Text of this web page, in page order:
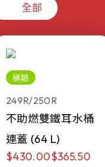
全部
桶類
249R/250R
不助燃雙鐵耳水桶
連蓋 (64 L)
$430.00$365.50